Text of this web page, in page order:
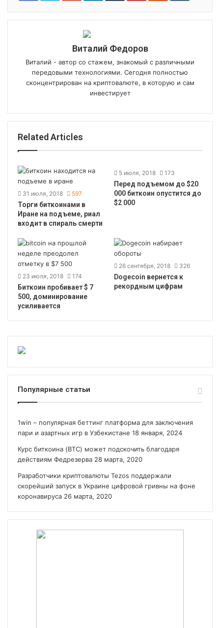
Виталий Федоров
Виталий - автор со стажем, знакомый с различными
передовыми технологиями. Сегодня полностью
сконцентрирован на криптовалюте, в которую и сам
инвестирует
Related Articles
31 июля, 2018 597
Торги биткоинами в
Иране на подъеме, риал
входит в спираль смерти
5 июля, 2018 173
Перед подъемом до $20
000 биткоин опустится до
$2 000
23 июля, 2018 174
Биткоин пробивает $ 7
500, доминирование
усиливается
26 сентября, 2018 326
Dogecoin вернется к
рекордным цифрам
Популярные статьи
1win – популярная беттинг платформа для заключения
пари и азартных игр в Узбекистане 18 января, 2024
Курс биткоина (BTC) может подскочить благодаря
действиям Федрезерва 28 марта, 2020
Разработчики криптовалюты Tezos поддержали
скорейший запуск в Украине цифровой гривны на фоне
коронавируса 26 марта, 2020